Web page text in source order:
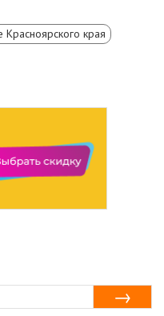
края